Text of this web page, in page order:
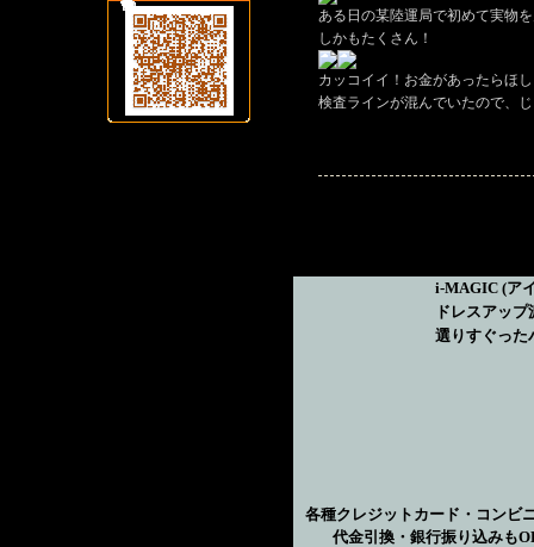
ある日の某陸運局で初めて実物
しかもたくさん！
カッコイイ！お金があったらほ
検査ラインが混んでいたので、
i-MAGIC (ア
ドレスアッ
選りすぐった
各種クレジットカード・コンビ
代金引換・銀行振り込みも